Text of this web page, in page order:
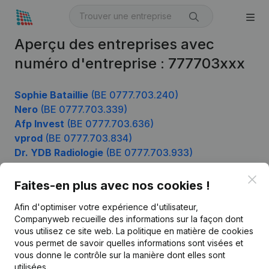
Aperçu des entreprises avec
numéro d'entreprise : 777703xxx
Sophie Bataillie (BE 0777.703.240)
Nero (BE 0777.703.339)
Afp Invest (BE 0777.703.636)
vprod (BE 0777.703.834)
Dr. YDB Radiologie (BE 0777.703.933)
Faites-en plus avec nos cookies !
Afin d'optimiser votre expérience d'utilisateur,
Companyweb recueille des informations sur la façon dont
vous utilisez ce site web. La politique en matière de cookies
vous permet de savoir quelles informations sont visées et
vous donne le contrôle sur la manière dont elles sont
utilisées.
Français
Informations d’entreprise
Monitoring